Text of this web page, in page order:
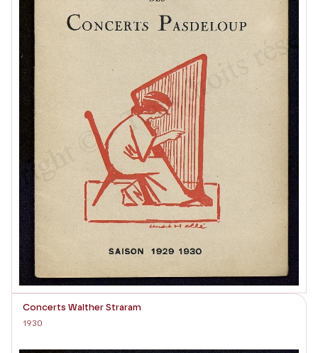
Concerts Walther Straram
1930